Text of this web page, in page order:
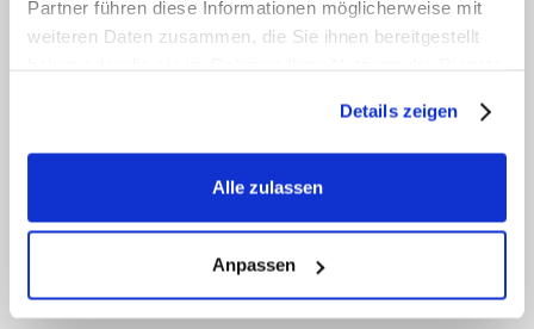
Partner führen diese Informationen möglicherweise mit
weiteren Daten zusammen, die Sie ihnen bereitgestellt
Details zeigen
Alle zulassen
Anpassen
von Risikoeinschätzungen. Solche konkreten
die neuen Abläufe zu gewöhnen und bessere
Schritt 3: KI für
Dokumentation und
Pflegeplanung nutzen